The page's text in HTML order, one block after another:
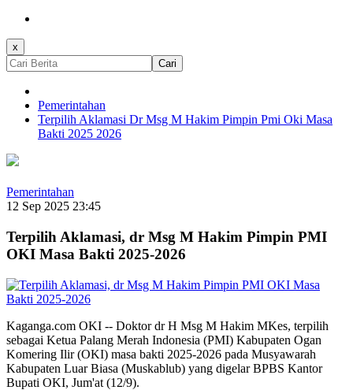
x
Cari
Pemerintahan
Terpilih Aklamasi Dr Msg M Hakim Pimpin Pmi Oki Masa
Bakti 2025 2026
Pemerintahan
12 Sep 2025 23:45
Terpilih Aklamasi, dr Msg M Hakim Pimpin PMI
OKI Masa Bakti 2025-2026
Kaganga.com OKI -- Doktor dr H Msg M Hakim MKes, terpilih
sebagai Ketua Palang Merah Indonesia (PMI) Kabupaten Ogan
Komering Ilir (OKI) masa bakti 2025-2026 pada Musyawarah
Kabupaten Luar Biasa (Muskablub) yang digelar BPBS Kantor
Bupati OKI, Jum'at (12/9).